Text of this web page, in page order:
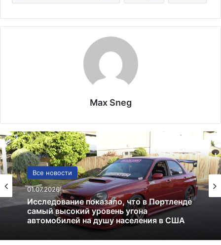
Max Sneg
Все новости
01.07.2026
Реклама
29.06.2025
Многофункциональное устройство: всё,
что нужно знать о принтерах МФУ